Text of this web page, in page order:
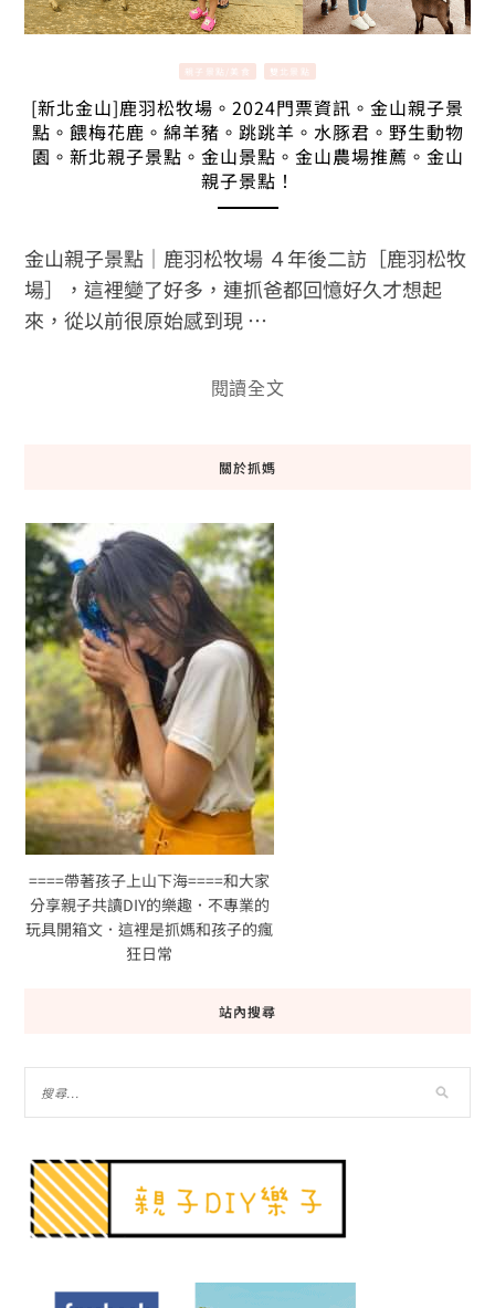
親子景點/美食 雙北景點
[新北金山]鹿羽松牧場。2024門票資訊。金山親子景
點。餵梅花鹿。綿羊豬。跳跳羊。水豚君。野生動物
園。新北親子景點。金山景點。金山農場推薦。金山
親子景點！
金山親子景點｜鹿羽松牧場 ４年後二訪［鹿羽松牧
場］，這裡變了好多，連抓爸都回憶好久才想起
來，從以前很原始感到現 …
閱讀全文
關於抓媽
====帶著孩子上山下海====和大家
分享親子共讀DIY的樂趣．不專業的
玩具開箱文．這裡是抓媽和孩子的瘋
狂日常
站內搜尋